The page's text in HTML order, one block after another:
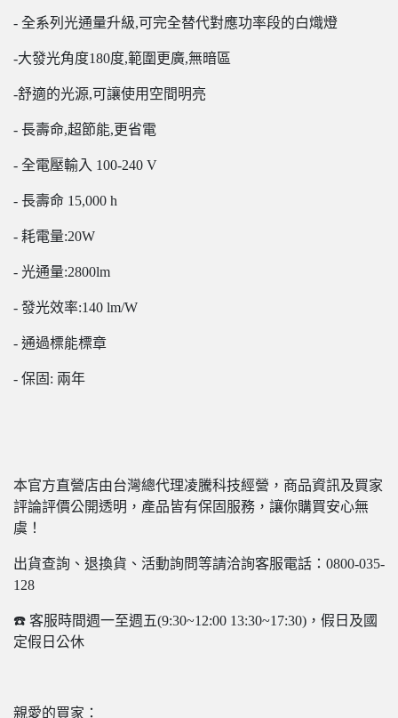
- 全系列光通量升級,可完全替代對應功率段的白熾燈
-大發光角度180度,範圍更廣,無暗區
-舒適的光源,可讓使用空間明亮
- 長壽命,超節能,更省電
- 全電壓輸入 100-240 V
- 長壽命 15,000 h
- 耗電量:20W
- 光通量:2800lm
- 發光效率:140 lm/W
- 通過標能標章
- 保固: 兩年
本官方直營店由台灣總代理凌騰科技經營，商品資訊及買家
評論評價公開透明，產品皆有保固服務，讓你購買安心無
虞！
出貨查詢、退換貨、活動詢問等請洽詢客服電話：0800-035-
128
☎️ 客服時間週一至週五(9:30~12:00 13:30~17:30)，假日及國
定假日公休
親愛的買家：